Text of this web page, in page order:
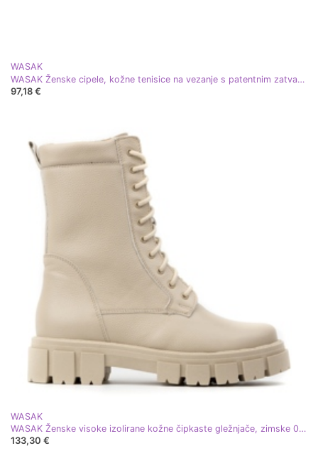
WASAK
WASAK Ženske cipele, kožne tenisice na vezanje s patentnim zatvaračem 0703W, bež
97,18 €
WASAK
WASAK Ženske visoke izolirane kožne čipkaste gležnjače, zimske 0709W bež
133,30 €